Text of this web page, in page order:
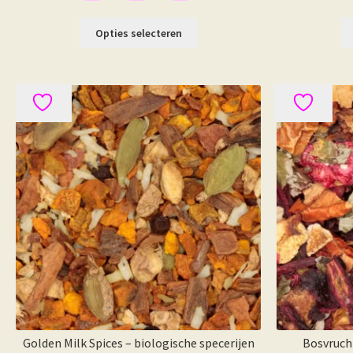
Opties selecteren
variaties.
Deze
optie
kan
gekozen
worden
op
de
productpagina
Golden Milk Spices – biologische specerijen